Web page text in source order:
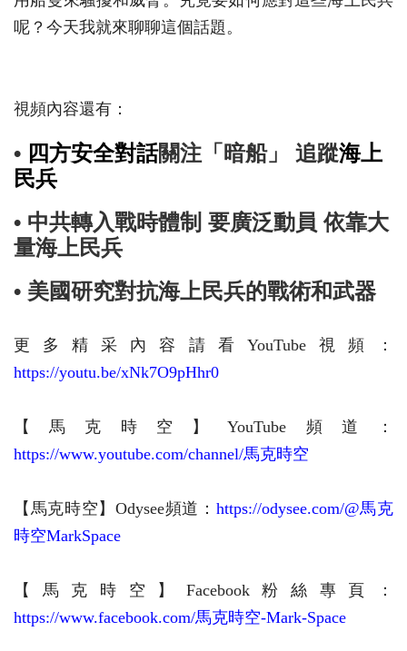
呢？今天我就來聊聊這個話題。
視頻內容還有：
• 四方安全對話關注「暗船」 追蹤海上
民兵
• 中共轉入戰時體制 要廣泛動員 依靠大
量海上民兵
• 美國研究對抗海上民兵的戰術和武器
更多精采內容請看YouTube視頻：
https://youtu.be/xNk7O9pHhr0
【馬克時空】YouTube頻道：
https://www.youtube.com/channel/馬克時空
【馬克時空】Odysee頻道： https://odysee.com/@馬克
時空MarkSpace
【馬克時空】Facebook粉絲專頁：
https://www.facebook.com/馬克時空-Mark-Space